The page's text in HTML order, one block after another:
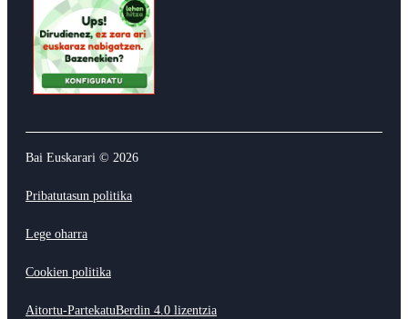
Bai Euskarari © 2026
Pribatutasun politika
Lege oharra
Cookien politika
Aitortu-PartekatuBerdin 4.0 lizentzia